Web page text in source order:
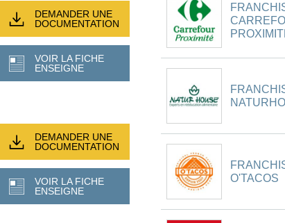
DEMANDER UNE
DOCUMENTATION
VOIR LA FICHE
ENSEIGNE
DEMANDER UNE
DOCUMENTATION
VOIR LA FICHE
ENSEIGNE
O'TACOS